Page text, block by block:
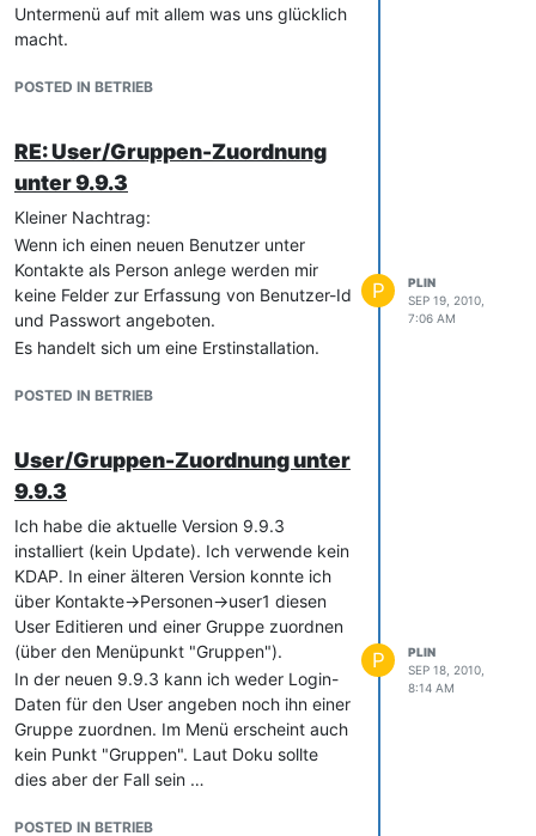
Untermenü auf mit allem was uns glücklich
macht.
POSTED IN BETRIEB
RE: User/Gruppen-Zuordnung
unter 9.9.3
Kleiner Nachtrag:
Wenn ich einen neuen Benutzer unter
Kontakte als Person anlege werden mir
keine Felder zur Erfassung von Benutzer-Id
und Passwort angeboten.
Es handelt sich um eine Erstinstallation.
POSTED IN BETRIEB
P
PLIN
SEP 19, 2010,
7:06 AM
User/Gruppen-Zuordnung unter
9.9.3
Ich habe die aktuelle Version 9.9.3
installiert (kein Update). Ich verwende kein
KDAP. In einer älteren Version konnte ich
über Kontakte->Personen->user1 diesen
User Editieren und einer Gruppe zuordnen
(über den Menüpunkt "Gruppen").
In der neuen 9.9.3 kann ich weder Login-
Daten für den User angeben noch ihn einer
Gruppe zuordnen. Im Menü erscheint auch
kein Punkt "Gruppen". Laut Doku sollte
dies aber der Fall sein …
POSTED IN BETRIEB
P
PLIN
SEP 18, 2010,
8:14 AM